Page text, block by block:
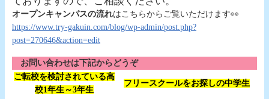
オープンキャンパスの流れはこちらからご覧いただけます👀
https://www.try-gakuin.com/blog/wp-admin/post.php?
post=270646&action=edit
お問い合わせは下記からどうぞ
ご転校を検討されている高
校1年生～3年生
フリースクールをお探しの中学生